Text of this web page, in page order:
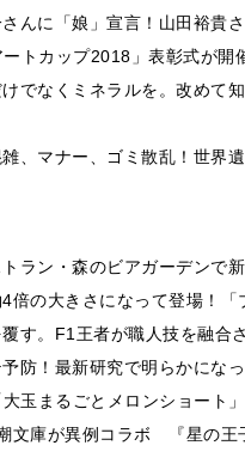
んに「娘」宣言！山田裕貴
ートカップ2018」表彰式が開
でなくミネラルを。改めて
、マナー、ゴミ散乱！世界
ラン・森のビアガーデンで
倍の大きさになって登場！
覆す。F1王者が職人技を融
防！最新研究で明らかにな
玉まるごとメロンショート
文庫が異例コラボ 『星の